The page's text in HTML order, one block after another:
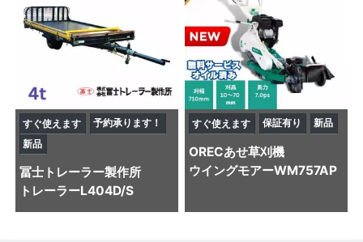
すぐ使えます
予約承ります！
新品
冨士トレーラー製作所
トレーラーL404D/S
すぐ使えます 保証有り 新品
ORECあせ草刈機
ウイングモアーWM757AP